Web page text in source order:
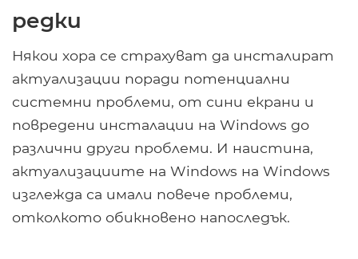
редки
Някои хора се страхуват да инсталират
актуализации поради потенциални
системни проблеми, от сини екрани и
повредени инсталации на Windows до
различни други проблеми. И наистина,
актуализациите на Windows на Windows
изглежда са имали повече проблеми,
отколкото обикновено напоследък.